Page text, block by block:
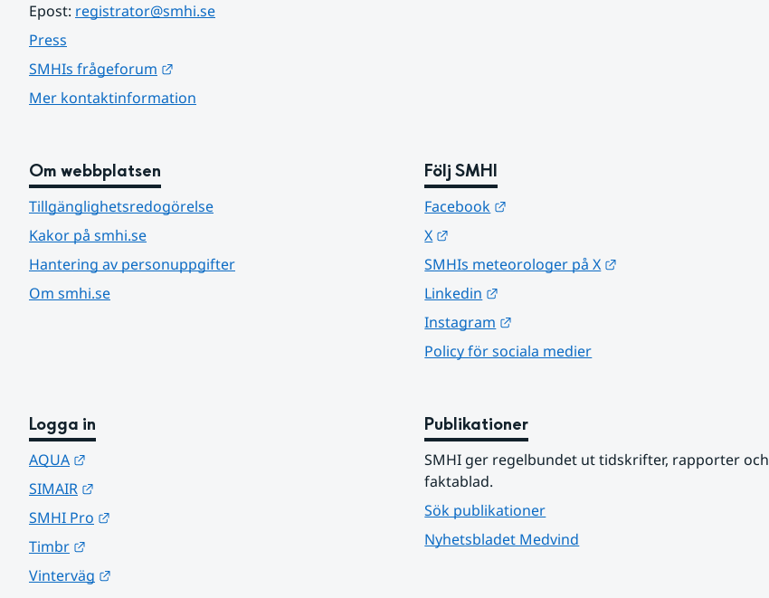
Epost: registrator@smhi.se
Press
SMHIs frågeforum
Mer kontaktinformation
Om webbplatsen
Tillgänglighetsredogörelse
Kakor på smhi.se
Hantering av personuppgifter
Om smhi.se
Följ SMHI
Facebook
X
SMHIs meteorologer på X
Linkedin
Instagram
Policy för sociala medier
Logga in
AQUA
SIMAIR
SMHI Pro
Timbr
Vinterväg
Publikationer
SMHI ger regelbundet ut tidskrifter, rapporter och
faktablad.
Sök publikationer
Nyhetsbladet Medvind